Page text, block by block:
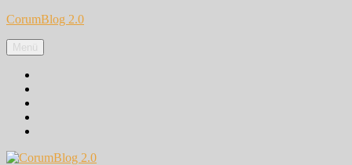
Zum
springen
CorumBlog 2.0
Menü